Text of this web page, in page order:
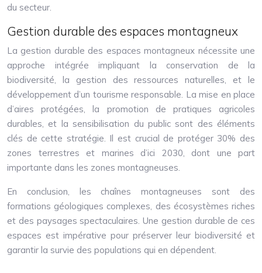
du secteur.
Gestion durable des espaces montagneux
La gestion durable des espaces montagneux nécessite une
approche intégrée impliquant la conservation de la
biodiversité, la gestion des ressources naturelles, et le
développement d’un tourisme responsable. La mise en place
d’aires protégées, la promotion de pratiques agricoles
durables, et la sensibilisation du public sont des éléments
clés de cette stratégie. Il est crucial de protéger 30% des
zones terrestres et marines d’ici 2030, dont une part
importante dans les zones montagneuses.
En conclusion, les chaînes montagneuses sont des
formations géologiques complexes, des écosystèmes riches
et des paysages spectaculaires. Une gestion durable de ces
espaces est impérative pour préserver leur biodiversité et
garantir la survie des populations qui en dépendent.